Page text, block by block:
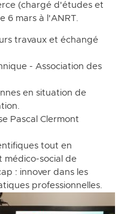
(chargé d'études et
6 mars à l'ANRT.
travaux et échangé
- Association des
en situation de
Pascal Clermont
tout en
social de
: innover dans les
professionnelles.